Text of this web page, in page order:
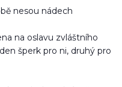
nesou nádech
na oslavu zvláštního
šperk pro ni, druhý pro